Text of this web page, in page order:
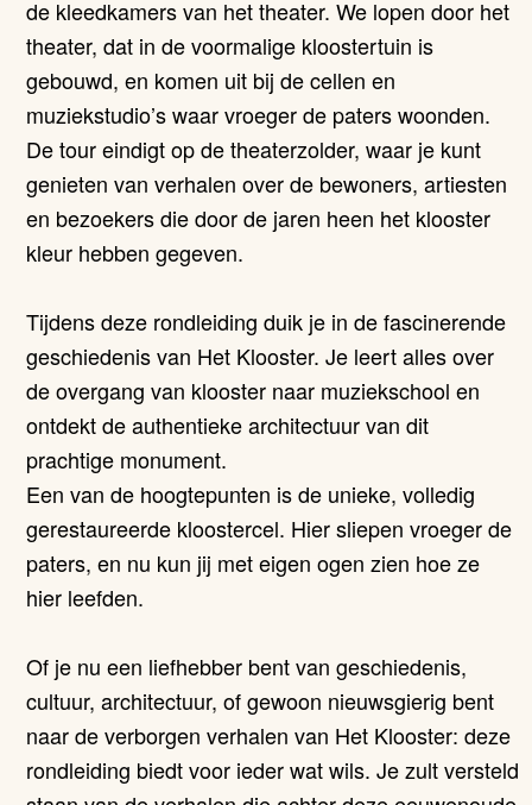
de kleedkamers van het theater. We lopen door het
theater, dat in de voormalige kloostertuin is
gebouwd, en komen uit bij de cellen en
muziekstudio’s waar vroeger de paters woonden.
De tour eindigt op de theaterzolder, waar je kunt
genieten van verhalen over de bewoners, artiesten
en bezoekers die door de jaren heen het klooster
kleur hebben gegeven.
Tijdens deze rondleiding duik je in de fascinerende
geschiedenis van Het Klooster. Je leert alles over
de overgang van klooster naar muziekschool en
ontdekt de authentieke architectuur van dit
prachtige monument.
Een van de hoogtepunten is de unieke, volledig
gerestaureerde kloostercel. Hier sliepen vroeger de
paters, en nu kun jij met eigen ogen zien hoe ze
hier leefden.
Of je nu een liefhebber bent van geschiedenis,
cultuur, architectuur, of gewoon nieuwsgierig bent
naar de verborgen verhalen van Het Klooster: deze
rondleiding biedt voor ieder wat wils. Je zult versteld